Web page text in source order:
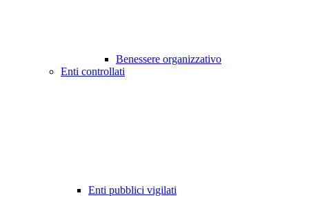
Benessere organizzativo
Enti controllati
Enti pubblici vigilati